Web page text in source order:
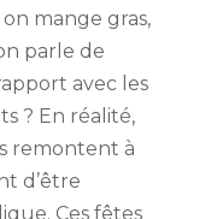
mange gras,
parle de
avec les
? En réalité,
remontent à
d’être
Ces fêtes